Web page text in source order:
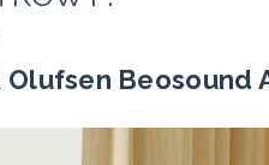
Olufsen Beosound